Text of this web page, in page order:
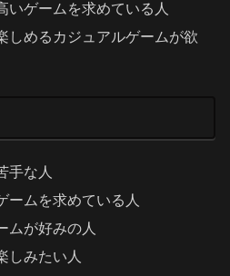
いゲームを求めている人
しめるカジュアルゲームが欲
手な人
ームを求めている人
ムが好みの人
しみたい人